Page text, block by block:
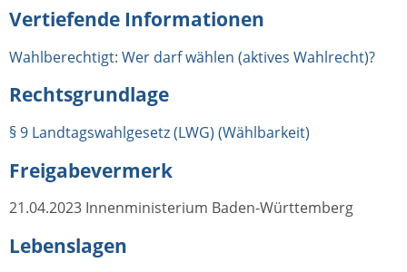
Vertiefende Informationen
Wahlberechtigt: Wer darf wählen (aktives Wahlrecht)?
Rechtsgrundlage
§ 9 Landtagswahlgesetz (LWG) (Wählbarkeit)
Freigabevermerk
21.04.2023 Innenministerium Baden-Württemberg
Lebenslagen